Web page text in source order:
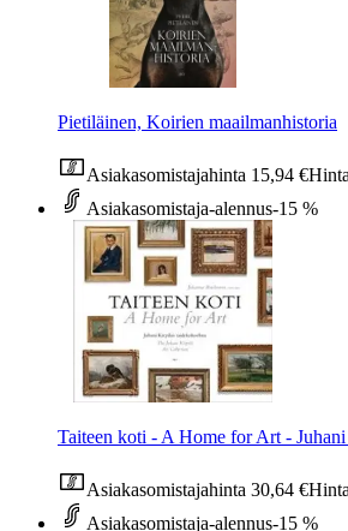
Pietiläinen, Koirien maailmanhistoria
Asiakasomistajahinta 15,94 €
Asiakasomistaja-alennus-15 %
Taiteen koti - A Home for Art -
Asiakasomistajahinta 30,64 €
Asiakasomistaja-alennus-15 %